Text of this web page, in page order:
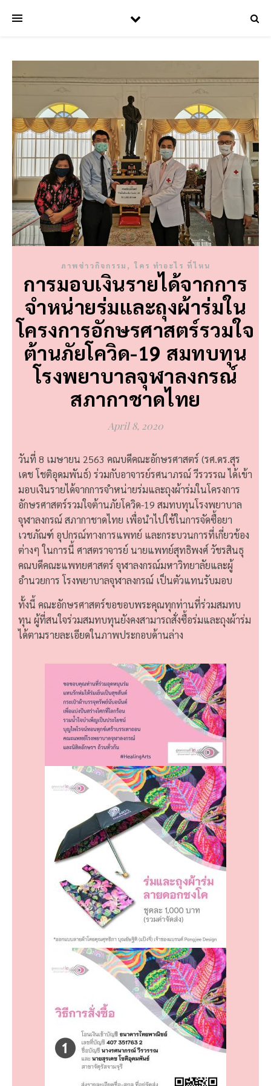
ภาพข่าวกิจกรรม ,ใคร ทำอะไร ที่ไหน
การมอบเงินรายได้จากการ
จำหน่ายร่มและถุงผ้าร่มใน
โครงการอักษรศาสตร์รวมใจ
ต้านภัยโควิด-19 สมทบทุน
โรงพยาบาลจุฬาลงกรณ์
สภากาชาดไทย
April 8, 2020
วันที่ 8 เมษายน 2563 คณบดีคณะอักษรศาสตร์ (รศ.ดร.สุร
เดช โชติอุดมพันธ์) ร่วมกับอาจารย์รศนาภรณ์ วีรวรรณ ได้เข้า
มอบเงินรายได้จากการจำหน่ายร่มและถุงผ้าร่มในโครงการ
อักษรศาสตร์รวมใจต้านภัยโควิด-19 สมทบทุนโรงพยาบาล
จุฬาลงกรณ์ สภากาชาดไทย เพื่อนำไปใช้ในการจัดซื้อยา
เวชภัณฑ์ อุปกรณ์ทางการแพทย์ และกระบวนการที่เกี่ยวข้อง
ต่างๆ ในการนี้ ศาสตราจารย์ นายแพทย์สุทธิพงศ์ วัชรสินธุ
คณบดีคณะแพทยศาสตร์ จุฬาลงกรณ์มหาวิทยาลัยและผู้
อำนวยการ โรงพยาบาลจุฬาลงกรณ์ เป็นตัวแทนรับมอบ
ทั้งนี้ คณะอักษรศาสตร์ขอขอบพระคุณทุกท่านที่ร่วมสมทบ
ทุน ผู้ที่สนใจร่วมสมทบทุนยังคงสามารถสั่งซื้อร่มและถุงผ้าร่ม
ได้ตามรายละเอียดในภาพประกอบด้านล่าง